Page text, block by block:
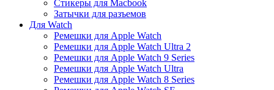
Стикеры для Macbook
Затычки для разъемов
Для Watch
Ремешки для Apple Watch
Ремешки для Apple Watch Ultra 2
Ремешки для Apple Watch 9 Series
Ремешки для Apple Watch Ultra
Ремешки для Apple Watch 8 Series